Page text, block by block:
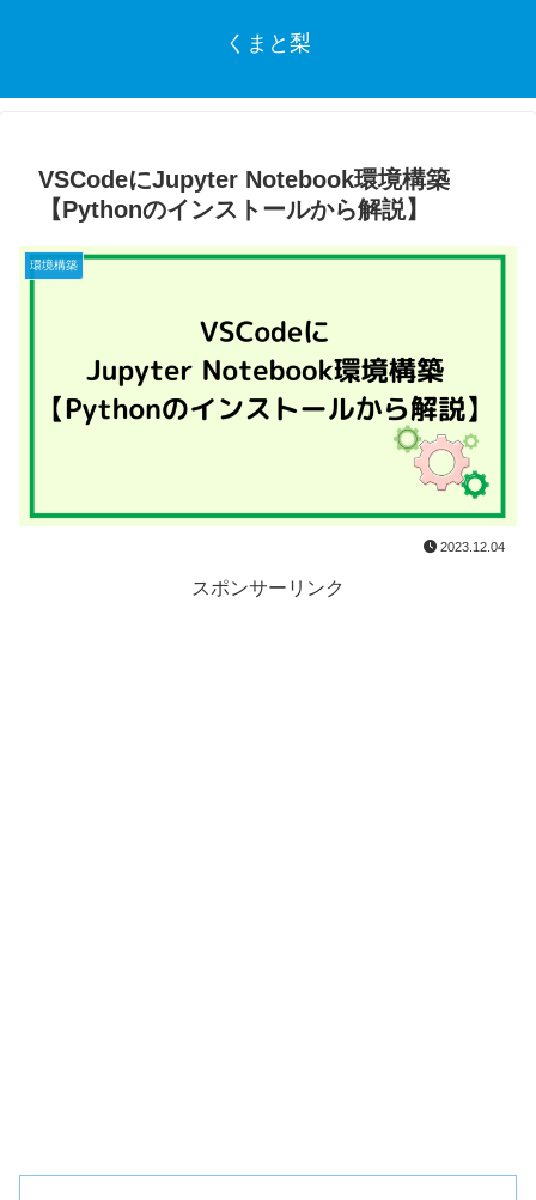
くまと梨
VSCodeにJupyter Notebook環境構築
【Pythonのインストールから解説】
環境構築
2023.12.04
スポンサーリンク